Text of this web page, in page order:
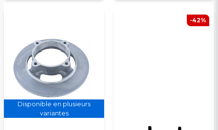
Disponible en plusieurs
variantes
-42%